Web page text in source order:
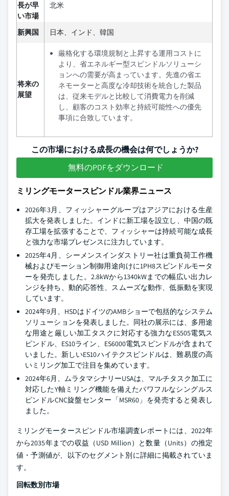
長が早
い市場
北米
新興国 日本、インド、韓国
将来の
展望
厳格化する環境規制と上昇する運用コストに
より、省エネルギー型スピンドルソリューシ
ョンへの需要が高まっています。先進の省エ
ネモーターと高度な冷却技術を統合した製品
は、従来モデルと比較して消費電力を削減
し、顧客のコスト効率と持続可能性への優先
事項に合致しています。
この市場における成長の機会は何でしょうか?
無料のPDFをダウンロード
ミリングモータースピンドル業界ニュース
2026年3月、フィッシャーグループはアジアにおける生産
拡大を発表しました。インドに新工場を設立し、中国の既
存工場を拡張することで、フィッシャーは持続可能な成長
と強力な市場プレゼンスに注力しています。
2025年4月、シーメンスインダストリー社は重負荷工作機
械およびモーション制御用途向けに1PH8スピンドルモータ
ーを発売しました。2.8kWから1340kWまでの幅広い出力レ
ンジを持ち、動的応答性、スムーズな動作、低振動を実現
しています。
2024年9月、HSDはドイツのAMBショーで包括的なシステム
ソリューションを発表しました。同社の展示には、多用途
な用途と厳しい加工タスクに対応する強力なES505電気ス
ピンドル、ES10ライン、ES6000電気スピンドルが含まれて
いました。新しいES10ハイテクスピンドルは、難易度の高
いミリング加工で注目を集めています。
2024年6月、ムラタマシナリーUSAは、マルチタスク加工に
対応したY軸ミリング機能を備えたパワフルなシングルス
ピンドルCNC旋盤センター「MSR60」を発売すると発表し
ました。
ミリングモータースピンドル市場調査レポートには、2022年
から2035年までの収益（USD Million）と数量（Units）の推定
値・予測値が、以下のセグメント別に詳細に掲載されていま
す。
回転数別市場